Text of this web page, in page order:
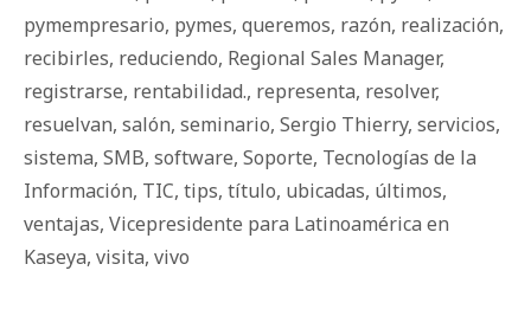
pymempresario, pymes, queremos, razón, realización,
recibirles, reduciendo, Regional Sales Manager,
registrarse, rentabilidad., representa, resolver,
resuelvan, salón, seminario, Sergio Thierry, servicios,
sistema, SMB, software, Soporte, Tecnologías de la
Información, TIC, tips, título, ubicadas, últimos,
ventajas, Vicepresidente para Latinoamérica en
Kaseya, visita, vivo